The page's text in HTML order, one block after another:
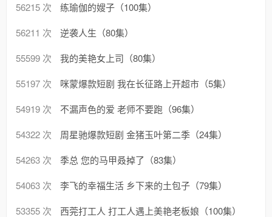
56215 次
练瑜伽的嫂子（100集）
56211 次
逆袭人生（80集）
55599 次
我的美艳女上司（80集）
55197 次
咪蒙爆款短剧 我在长征路上开超市（5集）
54919 次
不漏声色的爱 老师不要跑（96集）
54322 次
周星驰爆款短剧 金猪玉叶第二季（24集）
54263 次
季总 您的马甲叒掉了（83集）
54063 次
李飞的幸福生活 乡下来的土包子（79集）
53355 次
西莞打工人 打工人遇上美艳老板娘（100集）